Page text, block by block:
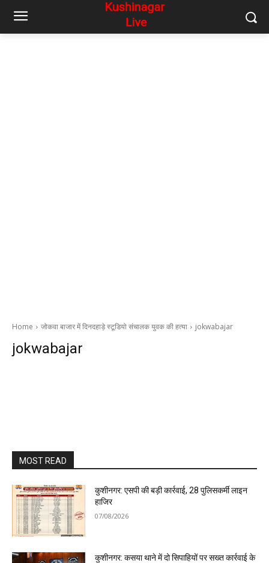
Home जोकवा बाजार में दिनदहाड़े स्टूडियो संचालक युवक की हत्या jokwabajar
jokwabajar
MOST READ
कुशीनगर: एसपी की बड़ी कार्रवाई, 28 पुलिसकर्मी लाइन
हाजिर
07/08/2026
कुशीनगर: कसया थाने में दो सिपाहियों पर सख्त कार्रवाई के